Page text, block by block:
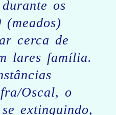
os
(meados)
cerca de
lares família.
Oscal, o
extinguindo,